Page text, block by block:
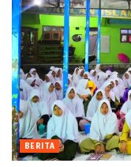
BERITA